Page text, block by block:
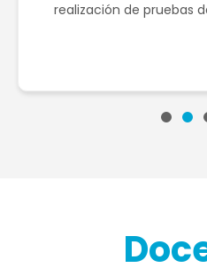
realización de pruebas